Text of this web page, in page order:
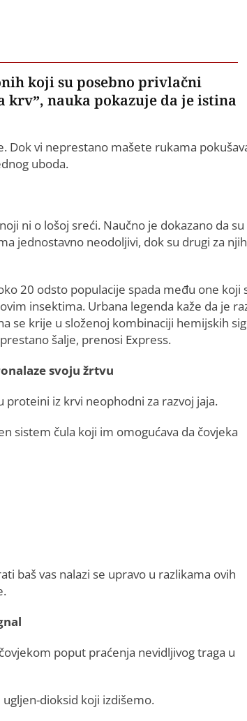
koji su posebno privlačni
krv”, nauka pokazuje da je istina
Dok vi neprestano mašete rukama
uboda.
ni o lošoj sreći. Naučno je dokazano da su
jednostavno neodoljivi, dok su drugi za njih
20 odsto populacije spada među one koji
insektima. Urbana legenda kaže da je
se krije u složenoj kombinaciji hemijskih
šalje, prenosi Express.
svoju žrtvu
proteini iz krvi neophodni za razvoj jaja.
sistem čula koji im omogućava da čovjeka
baš vas nalazi se upravo u razlikama ovih
poput praćenja nevidljivog traga u
ugljen-dioksid koji izdišemo.